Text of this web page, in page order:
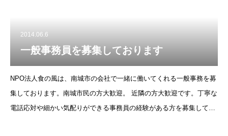
2014.06.6
一般事務員を募集しております
NPO法人食の風は、南城市の会社で一緒に働いてくれる一般事務を募
集しております。南城市民の方大歓迎。 近隣の方大歓迎です。丁寧な
電話応対や細かい気配りができる事務員の経験がある方を募集してお